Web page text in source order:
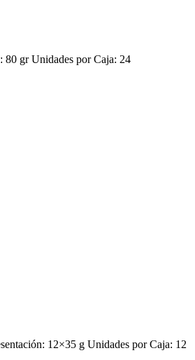
gr Unidades por Caja: 24
12×35 g Unidades por Caja: 12